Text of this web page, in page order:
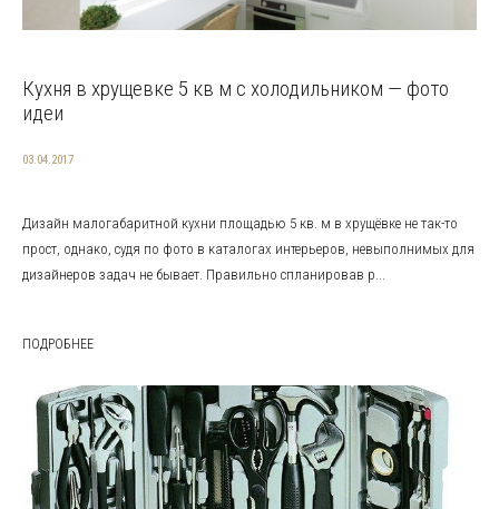
Кухня в хрущевке 5 кв м с холодильником — фото
идеи
03.04.2017
Дизайн малогабаритной кухни площадью 5 кв. м в хрущёвке не так-то
прост, однако, судя по фото в каталогах интерьеров, невыполнимых для
дизайнеров задач не бывает. Правильно спланировав р...
ПОДРОБНЕЕ